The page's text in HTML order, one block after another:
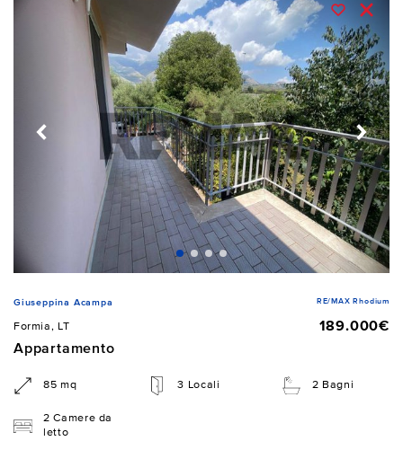
Giuseppina Acampa RE/MAX Rhodium
Formia, LT
189.000€
Appartamento
85 mq 3 Locali 2 Bagni
2 Camere da
letto